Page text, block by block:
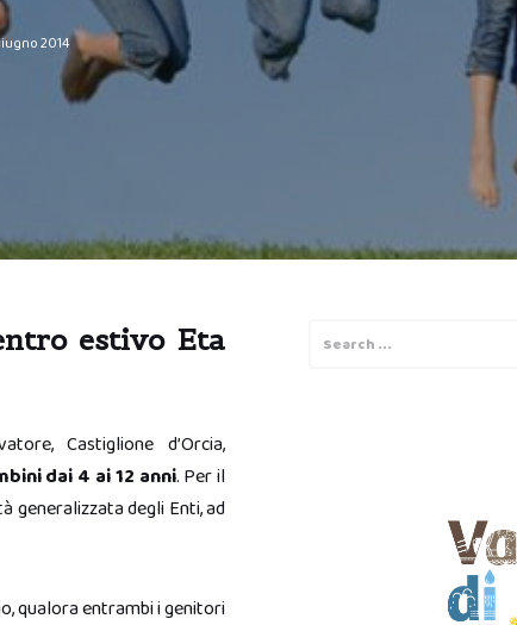
2014
estivo Eta
Castiglione d’Orcia,
dai 4 ai 12 anni. Per il
generalizzata degli Enti, ad
qualora entrambi i genitori
for: